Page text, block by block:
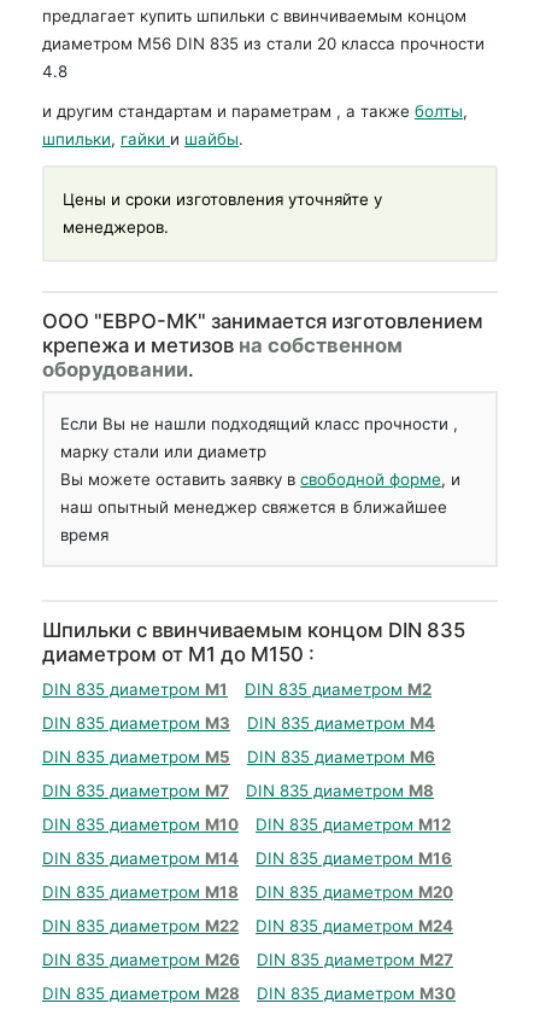
предлагает купить шпильки с ввинчиваемым концом
диаметром М56 DIN 835 из стали 20 класса прочности
4.8
и другим стандартам и параметрам , а также болты,
шпильки, гайки и шайбы.
Цены и сроки изготовления уточняйте у
менеджеров.
OOO "ЕВРО-МК" занимается изготовлением
крепежа и метизов на собственном
оборудовании.
Если Вы не нашли подходящий класс прочности ,
марку стали или диаметр
Вы можете оставить заявку всвободной форме, и
наш опытный менеджер свяжется в ближайшее
время
Шпильки с ввинчиваемым концом DIN 835
диаметром от М1 до М150 :
DIN 835 диаметром М1 DIN 835 диаметром М2
DIN 835 диаметром М3 DIN 835 диаметром М4
DIN 835 диаметром М5 DIN 835 диаметром М6
DIN 835 диаметром М7 DIN 835 диаметром М8
DIN 835 диаметром М10 DIN 835 диаметром М12
DIN 835 диаметром М14 DIN 835 диаметром М16
DIN 835 диаметром М18 DIN 835 диаметром М20
DIN 835 диаметром М22 DIN 835 диаметром М24
DIN 835 диаметром М26 DIN 835 диаметром М27
DIN 835 диаметром М28 DIN 835 диаметром М30